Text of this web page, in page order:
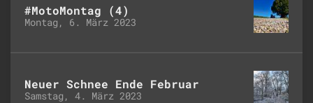
#MotoMontag (4)
Montag, 6. März 2023
Neuer Schnee Ende Februar
Samstag, 4. März 2023